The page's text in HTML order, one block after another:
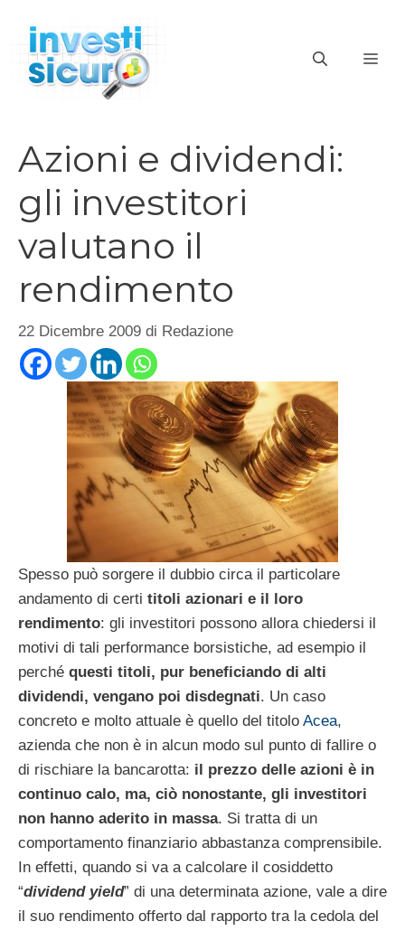
contenuto
Azioni e dividendi:
gli investitori
valutano il
rendimento
22 Dicembre 2009 di Redazione
Spesso può sorgere il dubbio circa il particolare
andamento di certi titoli azionari e il loro
rendimento: gli investitori possono allora chiedersi il
motivi di tali performance borsistiche, ad esempio il
perché questi titoli, pur beneficiando di alti
dividendi, vengano poi disdegnati. Un caso
concreto e molto attuale è quello del titolo Acea,
azienda che non è in alcun modo sul punto di fallire o
di rischiare la bancarotta: il prezzo delle azioni è in
continuo calo, ma, ciò nonostante, gli investitori
non hanno aderito in massa. Si tratta di un
comportamento finanziario abbastanza comprensibile.
In effetti, quando si va a calcolare il cosiddetto
“dividend yield” di una determinata azione, vale a dire
il suo rendimento offerto dal rapporto tra la cedola del